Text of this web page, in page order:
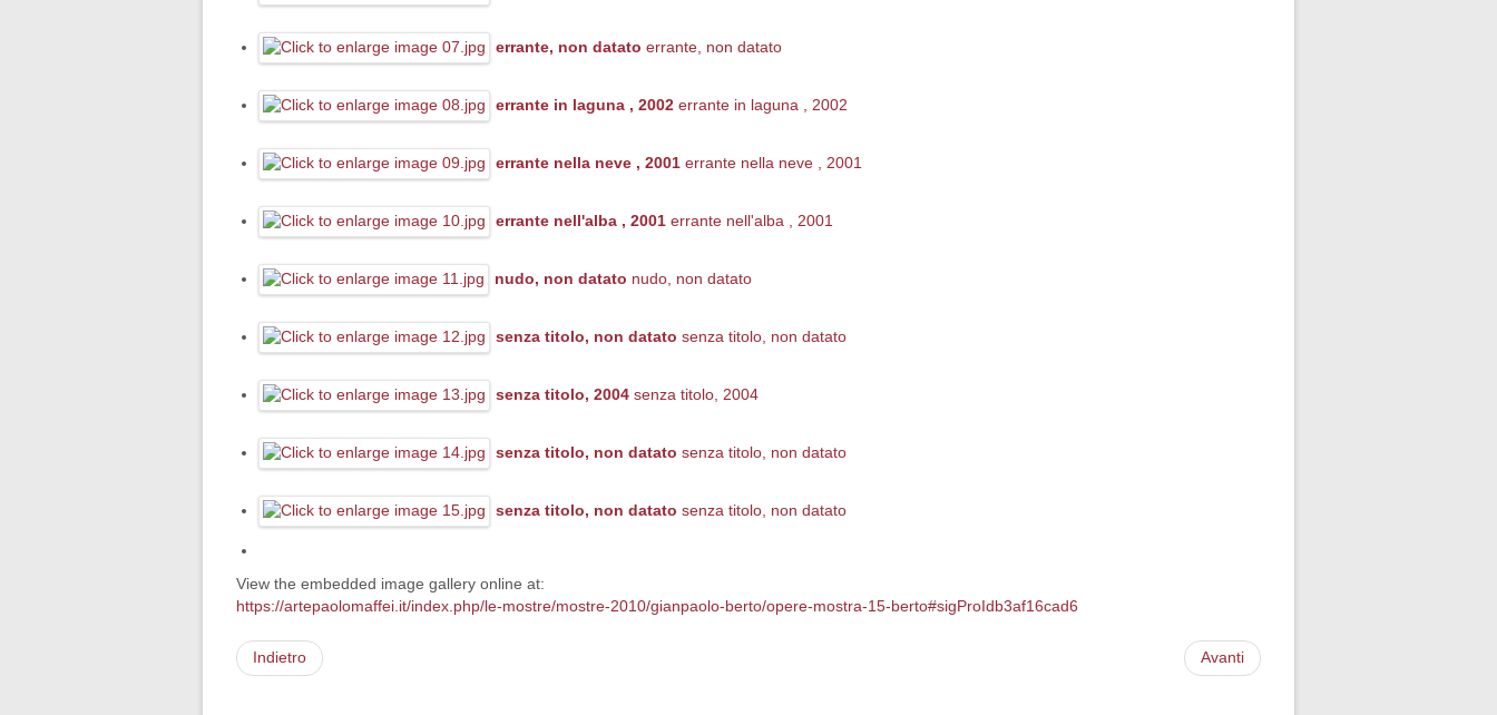
errante, non datato errante, non datato
errante in laguna , 2002 errante in laguna , 2002
errante nella neve , 2001 errante nella neve , 2001
errante nell'alba , 2001 errante nell'alba , 2001
nudo, non datato nudo, non datato
senza titolo, non datato senza titolo, non datato
senza titolo, 2004 senza titolo, 2004
senza titolo, non datato senza titolo, non datato
senza titolo, non datato senza titolo, non datato
View the embedded image gallery online at:
https://artepaolomaffei.it/index.php/le-mostre/mostre-2010/gianpaolo-berto/opere-mostra-15-berto#sigProIdb3af16cad6
Indietro Avanti